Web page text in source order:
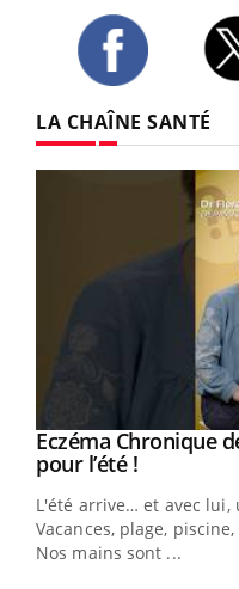
LA CHAÎNE SANTÉ
Youtube
Eczéma Chronique
pour l’été !Youtube
L'été arrive… et avec lui,
Vacances, plage,
Nos mains sont ...